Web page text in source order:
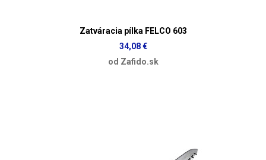
Zatváracia pílka FELCO 603
34,08 €
od Zafido.sk